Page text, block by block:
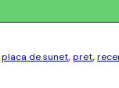
placa de sunet,pret,